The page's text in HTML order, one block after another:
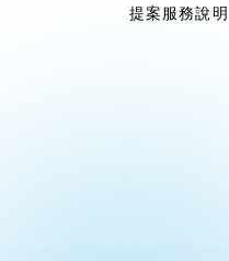
提案服務說明